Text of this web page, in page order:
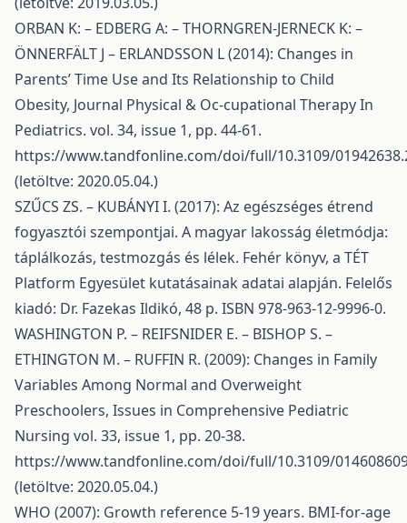
ORBAN K: – EDBERG A: – THORNGREN-JERNECK K: –
ÖNNERFÄLT J – ERLANDSSON L (2014): Changes in
Parents’ Time Use and Its Relationship to Child
Obesity, Journal Physical & Oc-cupational Therapy In
Pediatrics. vol. 34, issue 1, pp. 44-61.
https://www.tandfonline.com/doi/full/10.3109/
(letöltve: 2020.05.04.)
SZŰCS ZS. – KUBÁNYI I. (2017): Az egészséges étrend
fogyasztói szempontjai. A magyar lakosság életmódja:
táplálkozás, testmozgás és lélek. Fehér könyv, a TÉT
Platform Egyesület kutatásainak adatai alapján. Felelős
kiadó: Dr. Fazekas Ildikó, 48 p. ISBN 978-963-12-9996-0.
WASHINGTON P. – REIFSNIDER E. – BISHOP S. –
ETHINGTON M. – RUFFIN R. (2009): Changes in Family
Variables Among Normal and Overweight
Preschoolers, Issues in Comprehensive Pediatric
Nursing vol. 33, issue 1, pp. 20-38.
https://www.tandfonline.com/doi/full/10.3109/
(letöltve: 2020.05.04.)
WHO (2007): Growth reference 5-19 years. BMI-for-age